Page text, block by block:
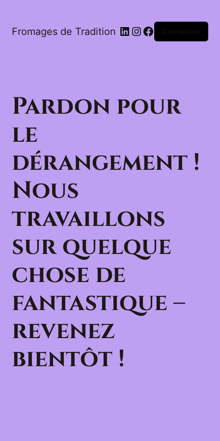
Fromages de Tradition LinkedIn
Instagram
Facebook
Connexion
Pardon pour
le
dérangement !
Nous
travaillons
sur quelque
chose de
fantastique –
revenez
bientôt !